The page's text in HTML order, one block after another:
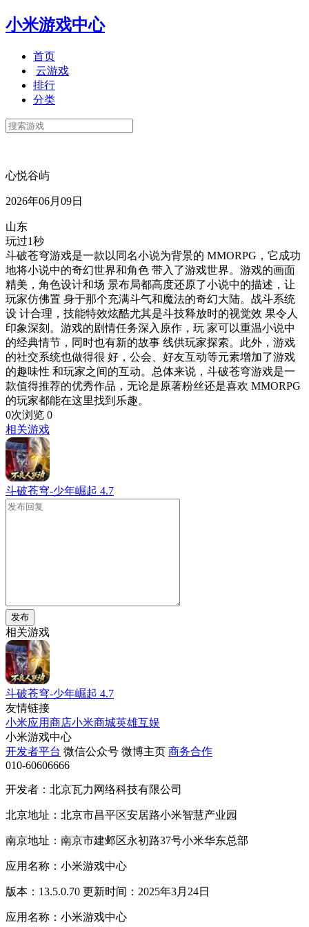
小米游戏中心
首页
云游戏
排行
分类
心悦谷屿
2026年06月09日
山东
玩过1秒
斗破苍穹游戏是一款以同名小说为背景的 MMORPG，它成功
地将小说中的奇幻世界和角色 带入了游戏世界。游戏的画面
精美，角色设计和场 景布局都高度还原了小说中的描述，让
玩家仿佛置 身于那个充满斗气和魔法的奇幻大陆。战斗系统
设 计合理，技能特效炫酷尤其是斗技释放时的视觉效 果令人
印象深刻。游戏的剧情任务深入原作，玩 家可以重温小说中
的经典情节，同时也有新的故事 线供玩家探索。此外，游戏
的社交系统也做得很 好，公会、好友互动等元素增加了游戏
的趣味性 和玩家之间的互动。总体来说，斗破苍穹游戏是一
款值得推荐的优秀作品，无论是原著粉丝还是喜欢 MMORPG
的玩家都能在这里找到乐趣。
0次浏览 0
相关游戏
斗破苍穹-少年崛起 4.7
发布
相关游戏
斗破苍穹-少年崛起 4.7
友情链接
小米应用商店小米商城英雄互娱
小米游戏中心
开发者平台 微信公众号 微博主页 商务合作
010-60606666
开发者：北京瓦力网络科技有限公司
北京地址：北京市昌平区安居路小米智慧产业园
南京地址：南京市建邺区永初路37号小米华东总部
应用名称：小米游戏中心
版本：13.5.0.70 更新时间：2025年3月24日
应用名称：小米游戏中心